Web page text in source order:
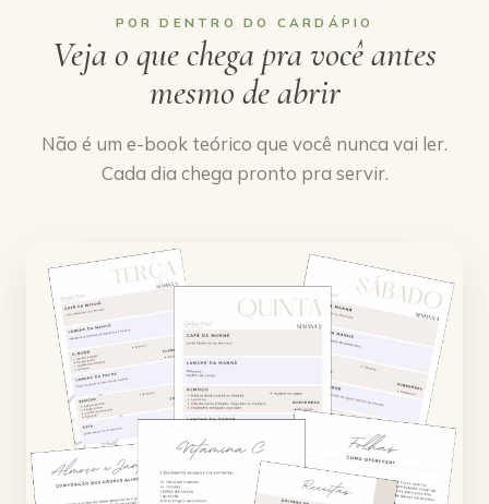
POR DENTRO DO CARDÁPIO
Veja o que chega pra você antes
mesmo de abrir
Não é um e-book teórico que você nunca vai ler.
Cada dia chega pronto pra servir.